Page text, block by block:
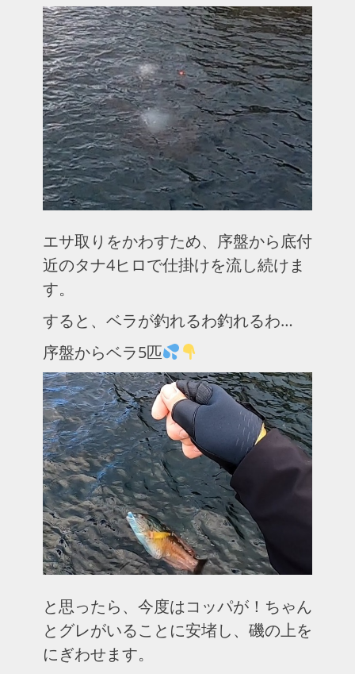
エサ取りをかわすため、序盤から底付
近のタナ4ヒロで仕掛けを流し続けま
す。
すると、ベラが釣れるわ釣れるわ…
序盤からベラ5匹
と思ったら、今度はコッパが！ちゃん
とグレがいることに安堵し、磯の上を
にぎわせます。